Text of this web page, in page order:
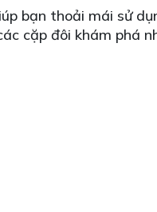
bạn thoải mái sử
cặp đôi khám phá